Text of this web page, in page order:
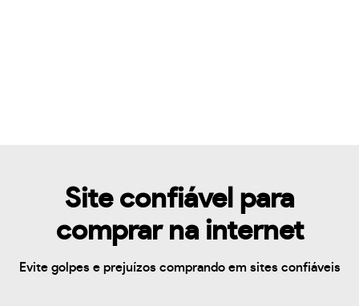
Site confiável para
comprar na internet
Evite golpes e prejuízos comprando em sites confiáveis